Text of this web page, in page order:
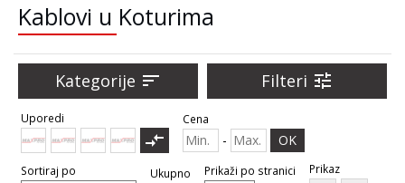
Kablovi u Koturima
Kategorije sort Filteri tune
Uporedi
compare_arrows
Cena
- OK
Sortiraj po Ukupno Prikaži po stranici Prikaz